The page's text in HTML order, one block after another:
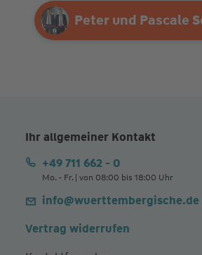
Ihre AgenturPeter und
Peter und Pascale
Ihr allgemeiner Kontakt
+49 711 662 - 0
Mo. - Fr. | von 08:00 bis 18:00 Uhr
info@wuerttembergische.de
Vertrag widerrufen